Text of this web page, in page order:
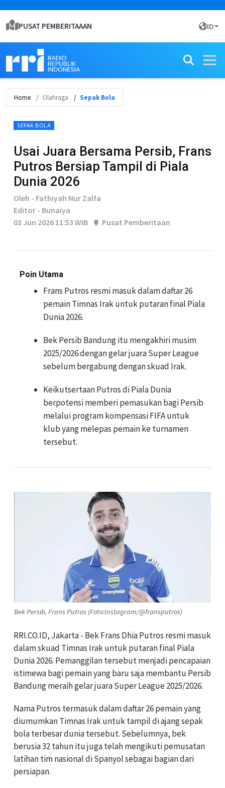
PUSAT PEMBERITAAAN ID
Home Olahraga Sepak Bola
SEPAK BOLA
Usai Juara Bersama Persib, Frans
Putros Bersiap Tampil di Piala
Dunia 2026
Oleh - Fathiyah Nur Zalfa
Editor - Bunaiya
03 Jun 2026 11:53 WIB
Pusat Pemberitaan
Poin Utama
Frans Putros resmi masuk dalam daftar 26
pemain Timnas Irak untuk putaran final Piala
Dunia 2026.
Bek Persib Bandung itu mengakhiri musim
2025/2026 dengan gelar juara Super League
sebelum bergabung dengan skuad Irak.
Keikutsertaan Putros di Piala Dunia
berpotensi memberi pemasukan bagi Persib
melalui program kompensasi FIFA untuk
klub yang melepas pemain ke turnamen
tersebut.
Bek Persib, Frans Putros (Foto:Instagram/@fransputros)
RRI.CO.ID, Jakarta - Bek Frans Dhia Putros resmi masuk
dalam skuad Timnas Irak untuk putaran final Piala
Dunia 2026. Pemanggilan tersebut menjadi pencapaian
istimewa bagi pemain yang baru saja membantu Persib
Bandung meraih gelar juara Super League 2025/2026.
Nama Putros termasuk dalam daftar 26 pemain yang
diumumkan Timnas Irak untuk tampil di ajang sepak
bola terbesar dunia tersebut. Sebelumnya, bek
berusia 32 tahun itu juga telah mengikuti pemusatan
latihan tim nasional di Spanyol sebagai bagian dari
persiapan.